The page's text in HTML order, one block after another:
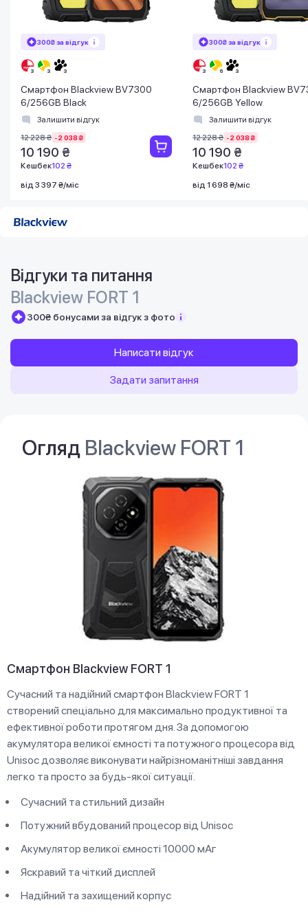
300₴ за відгук
Смартфон Blackview BV7300
6/256GB Black
Залишити відгук
12 228 ₴ -2 038 ₴
10 190 ₴
Кешбек102 ₴
від 3 397 ₴/міс
300₴ за відгук
Смартфон Blackview
6/256GB Yellow
Залишити відгук
12 228 ₴ -2 038 ₴
10 190 ₴
Кешбек102 ₴
від 1 698 ₴/міс
Відгуки та питання
Blackview FORT 1
300₴ бонусами за відгук з фото
Написати відгук
Задати запитання
Огляд Blackview FORT 1
Смартфон Blackview FORT 1
Сучасний та надійний смартфон Blackview FORT 1
створений спеціально для максимально продуктивної та
ефективної роботи протягом дня. За допомогою
акумулятора великої ємності та потужного процесора від
Unisoc дозволяє виконувати найрізноманітніші завдання
легко та просто за будь-якої ситуації.
Сучасний та стильний дизайн
Потужний вбудований процесор від Unisoc
Акумулятор великої ємності 10000 мАг
Яскравий та чіткий дисплей
Надійний та захищений корпус